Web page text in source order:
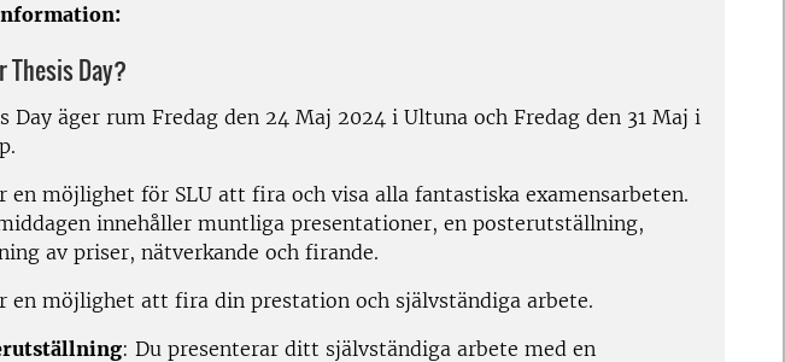
Thesis Day?
Day äger rum Fredag den 24 Maj 2024 i Ultuna och Fredag den 31 Maj i
en möjlighet för SLU att fira och visa alla fantastiska examensarbeten.
innehåller muntliga presentationer, en posterutställning,
av priser, nätverkande och firande.
en möjlighet att fira din prestation och självständiga arbete.
: Du presenterar ditt självständiga arbete med en